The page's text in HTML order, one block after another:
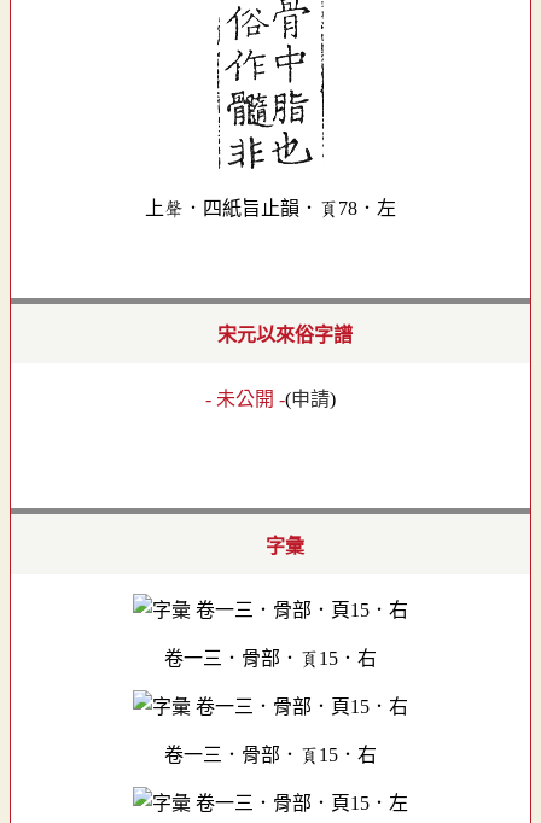
上聲．四紙旨止韻．頁78．左
宋元以來俗字譜
- 未公開 -(申請)
字彙
卷一三．骨部．頁15．右
卷一三．骨部．頁15．右